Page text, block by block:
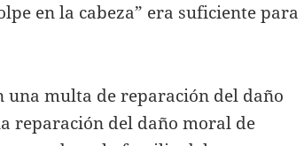
en la cabeza” era suficiente para
multa de reparación del daño
reparación del daño moral de